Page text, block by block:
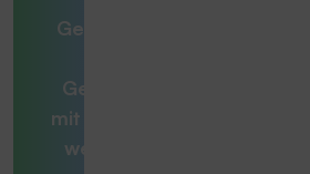
Gemeinsam zur
Gesamtlösung
mit
weiterdenken